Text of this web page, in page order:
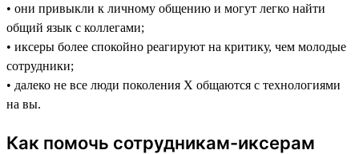
• они привыкли к личному общению и могут легко найти
общий язык с коллегами;
• иксеры более спокойно реагируют на критику, чем молодые
сотрудники;
• далеко не все люди поколения X общаются с технологиями
на ‎‎вы.
Как помочь сотрудникам-иксерам